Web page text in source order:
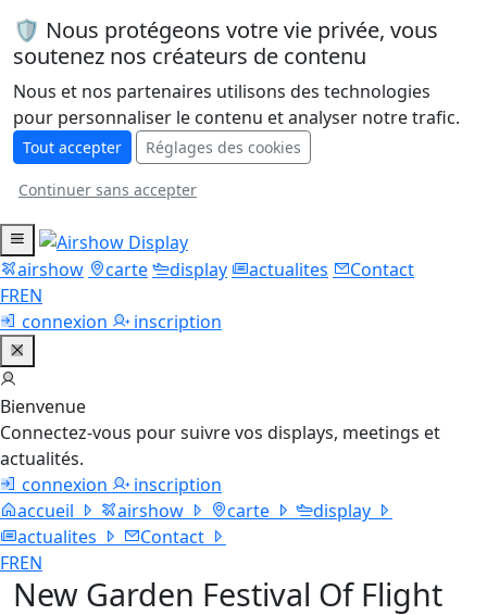
🛡️ Nous protégeons votre vie privée, vous
soutenez nos créateurs de contenu
Nous et nos partenaires utilisons des technologies
pour personnaliser le contenu et analyser notre trafic.
Tout accepter Réglages des cookies
Continuer sans accepter
airshow carte display actualites
Contact
FREN
connexion
inscription
Bienvenue
Connectez-vous pour suivre vos displays, meetings et
actualités.
connexion
inscription
accueil
airshow carte
display
actualites
Contact
FREN
New Garden Festival Of Flight